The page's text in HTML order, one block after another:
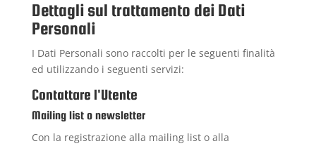
Dettagli sul trattamento dei Dati
Personali
I Dati Personali sono raccolti per le seguenti finalità
ed utilizzando i seguenti servizi:
Contattare l'Utente
Mailing list o newsletter
Con la registrazione alla mailing list o alla